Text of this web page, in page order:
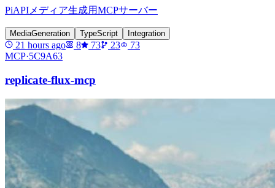
PiAPIメディア生成用MCPサーバー
MediaGeneration TypeScript Integration
21 hours ago 8 73 23
73
MCP·5C9A63
replicate-flux-mcp